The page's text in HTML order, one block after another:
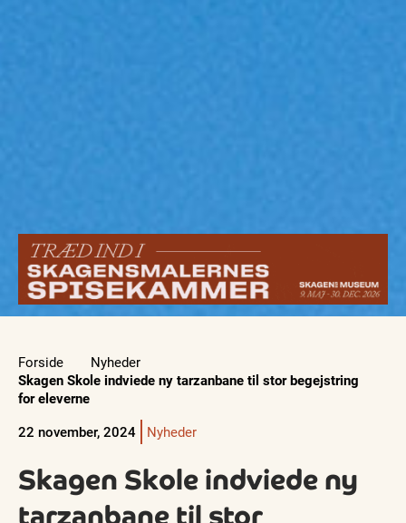
Forside
Nyheder
Skagen Skole indviede ny tarzanbane til stor begejstring
for eleverne
22 november, 2024
Nyheder
Skagen Skole indviede ny
tarzanbane til stor